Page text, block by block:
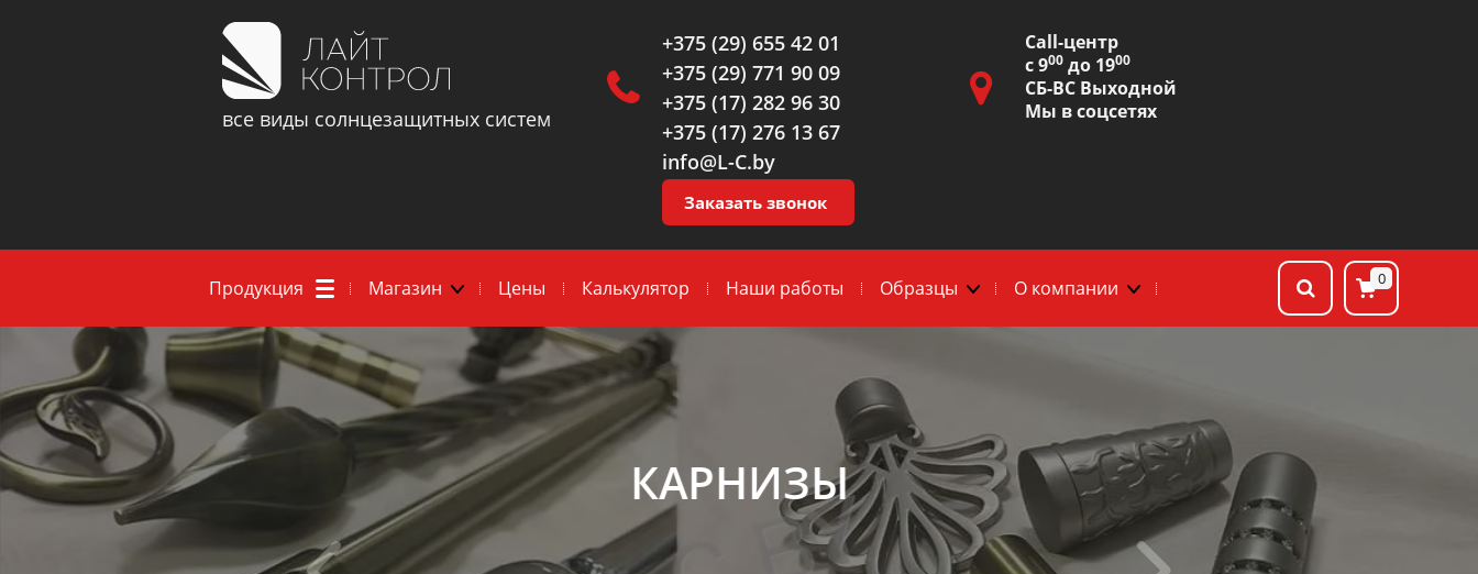
все виды солнцезащитных систем
+375 (29) 655 42 01
+375 (29) 771 90 09
+375 (17) 282 96 30
+375 (17) 276 13 67
info@L-C.by
Заказать звонок
Сall-центр
с 900 до 1900
СБ-ВС Выходной
Мы в соцсетях
Продукция Магазин Цены Калькулятор Наши работы Образцы О компании 0
КАРНИЗЫ